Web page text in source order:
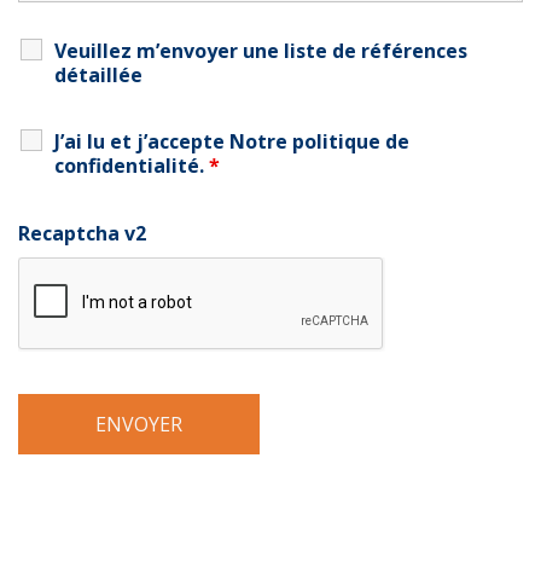
Veuillez m’envoyer une liste de références
détaillée
J’ai lu et j’accepte Notre politique de
confidentialité.*
Recaptcha v2